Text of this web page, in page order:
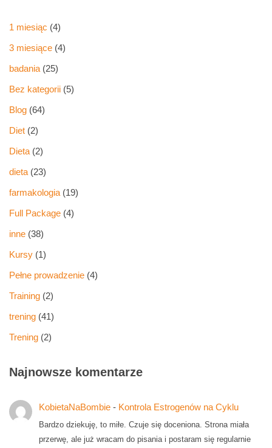
1 miesiąc (4)
3 miesiące (4)
badania (25)
Bez kategorii (5)
Blog (64)
Diet (2)
Dieta (2)
dieta (23)
farmakologia (19)
Full Package (4)
inne (38)
Kursy (1)
Pełne prowadzenie (4)
Training (2)
trening (41)
Trening (2)
Najnowsze komentarze
KobietaNaBombie- Kontrola Estrogenów na Cyklu
Bardzo dziekuję, to miłe. Czuje się doceniona. Strona miała
przerwę, ale już wracam do pisania i postaram się regularnie